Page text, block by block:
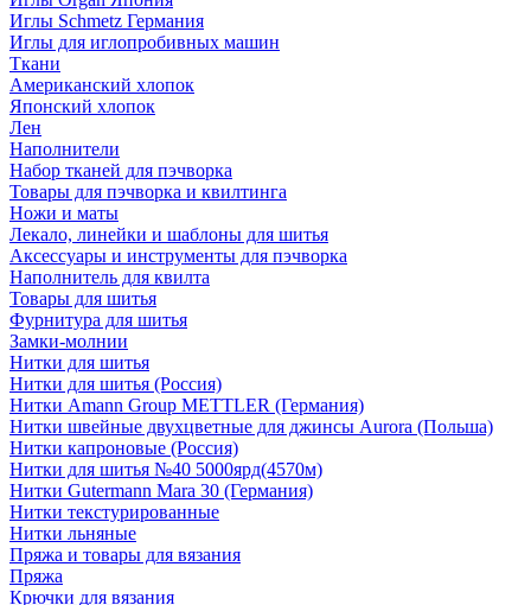
Иглы Schmetz Германия
Иглы для иглопробивных машин
Ткани
Американский хлопок
Японский хлопок
Лен
Наполнители
Набор тканей для пэчворка
Товары для пэчворка и квилтинга
Ножи и маты
Лекало, линейки и шаблоны для шитья
Аксессуары и инструменты для пэчворка
Наполнитель для квилта
Товары для шитья
Фурнитура для шитья
Замки-молнии
Нитки для шитья
Нитки для шитья (Россия)
Нитки Amann Group METTLER (Германия)
Нитки швейные двухцветные для джинсы Aurora (Польша)
Нитки капроновые (Россия)
Нитки для шитья №40 5000ярд(4570м)
Нитки Gutermann Mara 30 (Германия)
Нитки текстурированные
Нитки льняные
Пряжа и товары для вязания
Пряжа
Крючки для вязания